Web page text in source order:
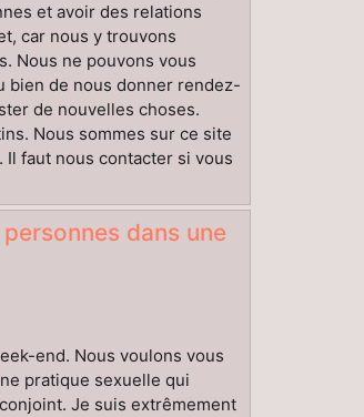
et avoir des relations
car nous y trouvons
Nous ne pouvons vous
bien de nous donner rendez-
de nouvelles choses.
Nous sommes sur ce site
faut nous contacter si vous
dans une
end. Nous voulons vous
pratique sexuelle qui
Je suis extrêmement